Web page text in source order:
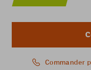
Commander